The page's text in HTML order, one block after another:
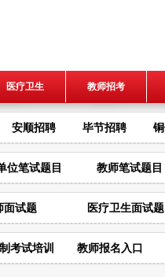
医疗卫生 教师招考
安顺招聘 毕节招聘
位笔试题目 教师笔试题目
面试题 医疗卫生面试题
考试培训 教师报名入口